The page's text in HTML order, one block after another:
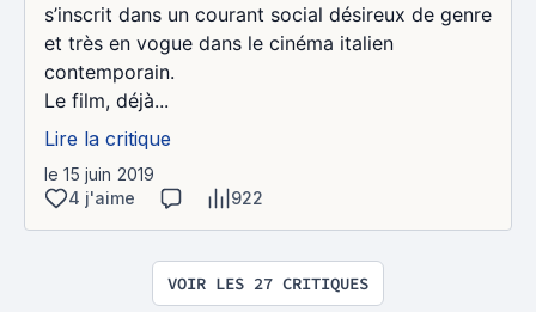
s’inscrit dans un courant social désireux de genre
et très en vogue dans le cinéma italien
contemporain.
Le film, déjà...
Lire la critique
le 15 juin 2019
4 j'aime
922
VOIR LES 27 CRITIQUES